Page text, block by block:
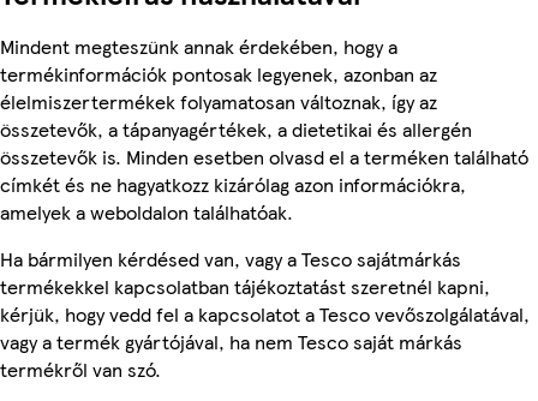
Mindent megteszünk annak érdekében, hogy a
termékinformációk pontosak legyenek, azonban az
élelmiszertermékek folyamatosan változnak, így az
összetevők, a tápanyagértékek, a dietetikai és allergén
összetevők is. Minden esetben olvasd el a terméken található
címkét és ne hagyatkozz kizárólag azon információkra,
amelyek a weboldalon találhatóak.
Ha bármilyen kérdésed van, vagy a Tesco sajátmárkás
termékekkel kapcsolatban tájékoztatást szeretnél kapni,
kérjük, hogy vedd fel a kapcsolatot a Tesco vevőszolgálatával,
vagy a termék gyártójával, ha nem Tesco saját márkás
termékről van szó.